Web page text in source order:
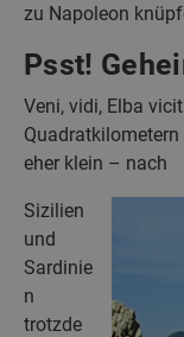
zu Napoleon
Psst!
Veni, vidi, Elba
eher klein – nach
Sizilien
und
Sardinie
n
trotzde